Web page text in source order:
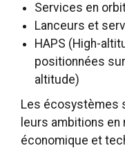
Services en
Lanceurs et
HAPS (High-
positionnées
altitude)
Les écosystèmes
leurs ambitions
économique et